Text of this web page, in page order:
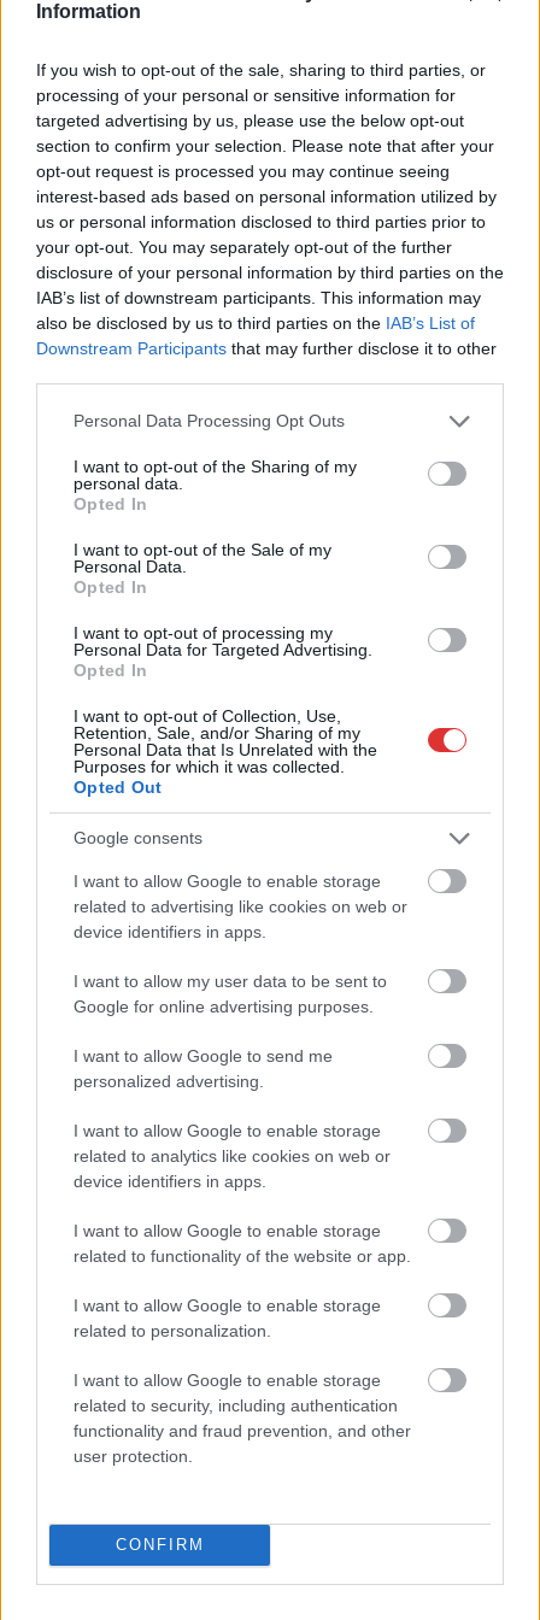
Information
If you wish to opt-out of the sale, sharing to third parties, or
processing of your personal or sensitive information for
targeted advertising by us, please use the below opt-out
section to confirm your selection. Please note that after your
opt-out request is processed you may continue seeing
interest-based ads based on personal information utilized by
us or personal information disclosed to third parties prior to
your opt-out. You may separately opt-out of the further
disclosure of your personal information by third parties on the
IAB’s list of downstream participants. This information may
also be disclosed by us to third parties on the IAB’s List of
Downstream Participants that may further disclose it to other
Please note that this website/app uses one or more Google
not limited to your visit or usage behaviour. You may click to
grant or deny consent to Google and its third-party tags to
use your data for below specified purposes in below Google
consent section.
Personal Data Processing Opt Outs
I want to opt-out of the Sharing of my
personal data.
Opted In
I want to opt-out of the Sale of my
Personal Data.
Opted In
I want to opt-out of processing my
Personal Data for Targeted Advertising.
Opted In
I want to opt-out of Collection, Use,
Retention, Sale, and/or Sharing of my
Personal Data that Is Unrelated with the
Purposes for which it was collected.
Opted Out
Google consents
I want to allow Google to enable storage
related to advertising like cookies on web or
device identifiers in apps.
I want to allow my user data to be sent to
Google for online advertising purposes.
I want to allow Google to send me
personalized advertising.
I want to allow Google to enable storage
related to analytics like cookies on web or
device identifiers in apps.
I want to allow Google to enable storage
related to functionality of the website or app.
I want to allow Google to enable storage
related to personalization.
I want to allow Google to enable storage
related to security, including authentication
functionality and fraud prevention, and other
user protection.
CONFIRM
körülményekről számoltak be a szolnoki börtönből
panaszok érkeztek a napokban, miután energiatakarékossági
intézkedéseket vezettek be...
Szolnok
2026.08.05.
Ilyenek eddig a tapasztalatok a vendégektől – a
hőhullám miatt ingyenes a strandolás Szolnokon
fogadják a helyiek az ingyenes strandolás lehetőségét, amit
Hírlevél feliratkozás
Adja meg keresztnevét:
Adja
meg e-mail címét:
ot
Nem szeretne lemaradni semmiről? Csak egy kattintás, és hírlevelünk a
legfrissebb információkkal és exkluzív tartalmakkal hétről hétre
postaládájába érkezik!
A SZOL24 legfrissebb 24 cikke